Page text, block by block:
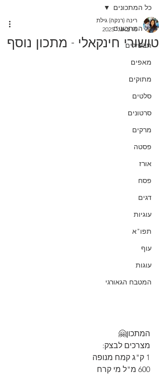
כל המתכונים
תבשילים
מאפים
מתוקים
סלטים
סרטונים
מרקים
פסטה
אורז
פסח
דגים
עוגיות
תפו"א
עוף
עוגות
המטבח הגאורגי
כל המתכונים
טושורי חינקאלי - מתכון נוסף
רינה (רנקה) גילת
16 באוג׳ 2025
המתכון🤗
מצרכים לבצק:
1 ק"ג קמח מנופה
600 מ"ל מי קרח